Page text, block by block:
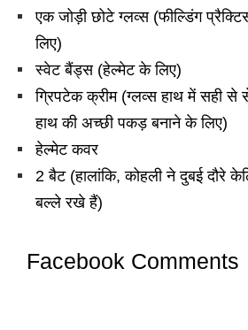
एक जोड़ी छोटे ग्लव्स (फील्डिंग
लिए)
स्वेट बैंड्स (हेल्मेट के लिए)
ग्रिपटेक क्रीम (ग्लव्स हाथ में सही
हाथ की अच्छी पकड़ बनाने के लिए)
हेल्मेट कवर
2 बैट (हालांकि, कोहली ने दुबई दौरे
बल्ले रखे हैं)
Facebook Comments